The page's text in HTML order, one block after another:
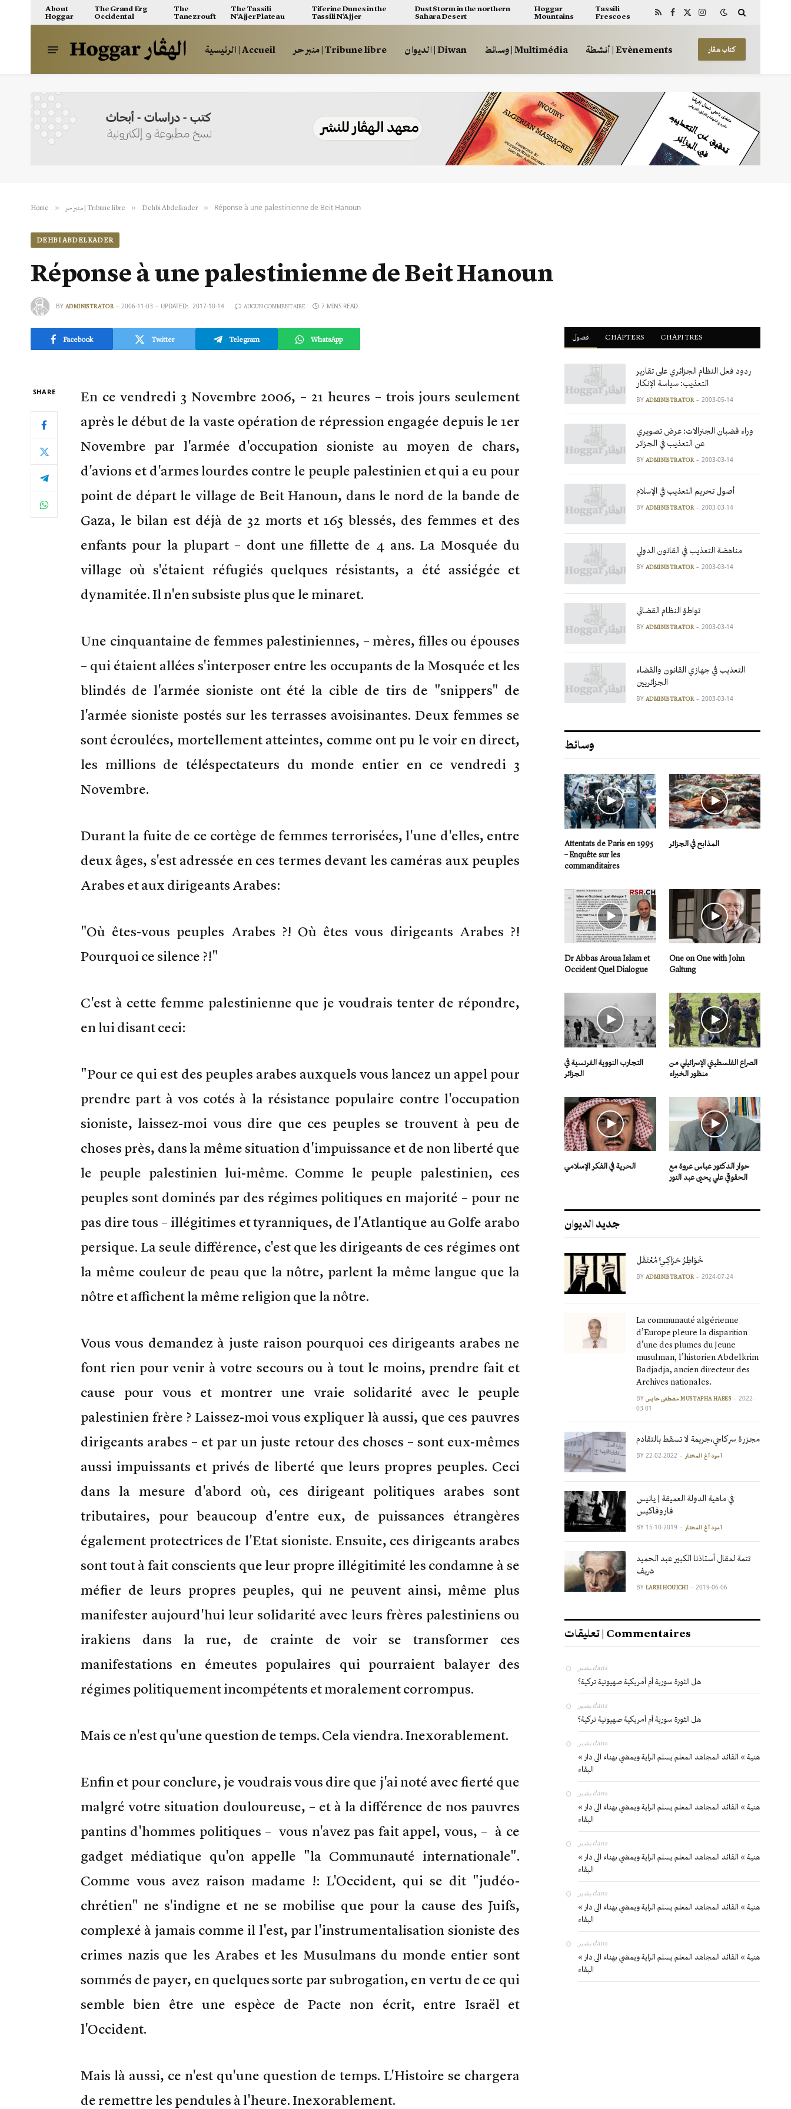
About
Hoggar
The Grand Erg
Occidental
The
Tanezrouft
The Tassili
N’Ajjer Plateau
Tiferine Dunes in the
Tassili N’Ajjer
Dust Storm in the northern
Sahara Desert
Hoggar
Mountains
Tassili
Frescoes
RSS Facebook
X
Instagram
الرئيسية | Accueil منبر حر | Tribune libre الديوان | Diwan وسائط | Multimédia أنشطة | Evènements كتاب هڤار
Home » منبر حر | Tribune libre » Dehbi Abdelkader » Réponse à une palestinienne de Beit Hanoun
DEHBI ABDELKADER
Réponse à une palestinienne de Beit Hanoun
BY ADMINISTRATOR 2006-11-03 UPDATED: 2017-10-14 AUCUN COMMENTAIRE 7 MINS READ
Facebook Twitter Telegram WhatsApp
SHARE
En ce vendredi 3 Novembre 2006, – 21 heures – trois jours seulement
après le début de la vaste opération de répression engagée depuis le 1er
Novembre par l'armée d'occupation sioniste au moyen de chars,
d'avions et d'armes lourdes contre le peuple palestinien et qui a eu pour
point de départ le village de Beit Hanoun, dans le nord de la bande de
Gaza, le bilan est déjà de 32 morts et 165 blessés, des femmes et des
enfants pour la plupart – dont une fillette de 4 ans. La Mosquée du
village où s'étaient réfugiés quelques résistants, a été assiégée et
dynamitée. Il n'en subsiste plus que le minaret.
Une cinquantaine de femmes palestiniennes, – mères, filles ou épouses
– qui étaient allées s'interposer entre les occupants de la Mosquée et les
blindés de l'armée sioniste ont été la cible de tirs de "snippers" de
l'armée sioniste postés sur les terrasses avoisinantes. Deux femmes se
sont écroulées, mortellement atteintes, comme ont pu le voir en direct,
les millions de téléspectateurs du monde entier en ce vendredi 3
Novembre.
Durant la fuite de ce cortège de femmes terrorisées, l'une d'elles, entre
deux âges, s'est adressée en ces termes devant les caméras aux peuples
Arabes et aux dirigeants Arabes:
"Où êtes-vous peuples Arabes ?! Où êtes vous dirigeants Arabes ?!
Pourquoi ce silence ?!"
C'est à cette femme palestinienne que je voudrais tenter de répondre,
en lui disant ceci:
"Pour ce qui est des peuples arabes auxquels vous lancez un appel pour
prendre part à vos cotés à la résistance populaire contre l'occupation
sioniste, laissez-moi vous dire que ces peuples se trouvent à peu de
choses près, dans la même situation d'impuissance et de non liberté que
le peuple palestinien lui-même. Comme le peuple palestinien, ces
peuples sont dominés par des régimes politiques en majorité – pour ne
pas dire tous – illégitimes et tyranniques, de l'Atlantique au Golfe arabo
persique. La seule différence, c'est que les dirigeants de ces régimes ont
la même couleur de peau que la nôtre, parlent la même langue que la
nôtre et affichent la même religion que la nôtre.
Vous vous demandez à juste raison pourquoi ces dirigeants arabes ne
font rien pour venir à votre secours ou à tout le moins, prendre fait et
cause pour vous et montrer une vraie solidarité avec le peuple
palestinien frère ? Laissez-moi vous expliquer là aussi, que ces pauvres
dirigeants arabes – et par un juste retour des choses – sont eux-mêmes
aussi impuissants et privés de liberté que leurs propres peuples. Ceci
dans la mesure d'abord où, ces dirigeant politiques arabes sont
tributaires, pour beaucoup d'entre eux, de puissances étrangères
également protectrices de l'Etat sioniste. Ensuite, ces dirigeants arabes
sont tout à fait conscients que leur propre illégitimité les condamne à se
méfier de leurs propres peuples, qui ne peuvent ainsi, même plus
manifester aujourd'hui leur solidarité avec leurs frères palestiniens ou
irakiens dans la rue, de crainte de voir se transformer ces
manifestations en émeutes populaires qui pourraient balayer des
régimes politiquement incompétents et moralement corrompus.
Mais ce n'est qu'une question de temps. Cela viendra. Inexorablement.
Enfin et pour conclure, je voudrais vous dire que j'ai noté avec fierté que
malgré votre situation douloureuse, – et à la différence de nos pauvres
pantins d'hommes politiques – vous n'avez pas fait appel, vous, – à ce
gadget médiatique qu'on appelle "la Communauté internationale".
Comme vous avez raison madame !: L'Occident, qui se dit "judéo-
chrétien" ne s'indigne et ne se mobilise que pour la cause des Juifs,
complexé à jamais comme il l'est, par l'instrumentalisation sioniste des
crimes nazis que les Arabes et les Musulmans du monde entier sont
sommés de payer, en quelques sorte par subrogation, en vertu de ce qui
semble bien être une espèce de Pacte non écrit, entre Israël et
l'Occident.
Mais là aussi, ce n'est qu'une question de temps. L'Histoire se chargera
de remettre les pendules à l'heure. Inexorablement.
فصول ْCHAPTERS CHAPITRES
ردود فعل النظام الجزائري على تقارير
التعذيب: سياسة الإنكار
BY ADMINISTRATOR 2003-05-14
وراء قضبان الجنرالات: عرض تصويري
عن التعذيب في الجزائر
BY ADMINISTRATOR 2003-03-14
أصول تحريم التعذيب في الإسلام
BY ADMINISTRATOR 2003-03-14
مناهضة التعذيب في القانون الدولي
BY ADMINISTRATOR 2003-03-14
تواطؤ النظام القضائي
BY ADMINISTRATOR 2003-03-14
التعذيب في جهازي القانون والقضاء
الجزائريين
BY ADMINISTRATOR 2003-03-14
وسائط
Attentats de Paris en 1995
– Enquête sur les
commanditaires
المذابح في الجزائر
Dr Abbas Aroua Islam et
Occident Quel Dialogue
One on One with John
Galtung
التجارب النووية الفرنسية في
الجزائر
الصراع الفلسطيني الإسرائيلي من
منظور الخبراء
الحرية في الفكر الإسلامي
حوار الدكتور عباس عروة مع
الحقوقي علي يحيى عبد النور
جديد الديوان
خَوَاطِرُ حَرَاكِـيٍّ مُعْتَقَل
BY ADMINISTRATOR 2024-07-24
La communauté algérienne
d’Europe pleure la disparition
d’une des plumes du Jeune
musulman, l’historien Abdelkrim
Badjadja, ancien directeur des
Archives nationales.
BY مصطفى حابس MUSTAPHA HABES
2022-
03-01
مجزرة سركاجي،جريمة لا تسقط بالتقادم
BY آمود أغ المختار 2022-02-22
في ماهية الدولة العميقة | يانيس
فاروفاكيس
BY آمود أغ المختار 2019-10-15
تتمة لمقال أستاذنا الكبير عبد الحميد
شريف
BY LARBI HOUICHI 2019-06-06
تعليقات | Commentaires
بشير dans
هل الثورة سورية أم أمريكية صهيونية تركية؟
بشير dans
هل الثورة سورية أم أمريكية صهيونية تركية؟
بشير dans
« هنية » القائد المجاهد المعلم يسلم الراية ويمضي بهناء الى دار
البقاء
بشير dans
« هنية » القائد المجاهد المعلم يسلم الراية ويمضي بهناء الى دار
البقاء
بشير dans
« هنية » القائد المجاهد المعلم يسلم الراية ويمضي بهناء الى دار
البقاء
بشير dans
« هنية » القائد المجاهد المعلم يسلم الراية ويمضي بهناء الى دار
البقاء
بشير dans
« هنية » القائد المجاهد المعلم يسلم الراية ويمضي بهناء الى دار
البقاء